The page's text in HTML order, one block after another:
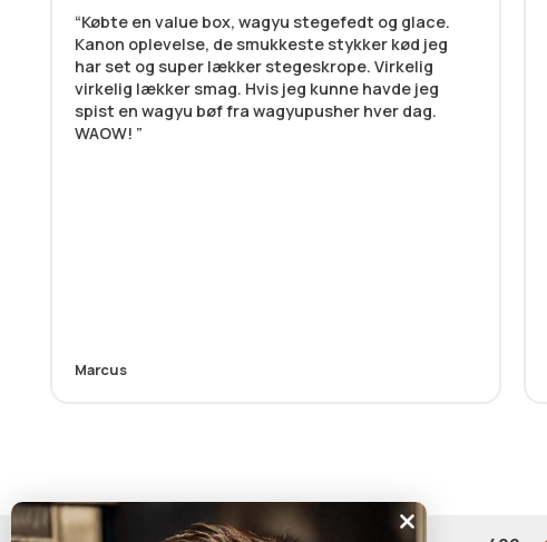
Købte en value box, wagyu stegefedt og glace.
Kanon oplevelse, de smukkeste stykker kød jeg
har set og super lækker stegeskrope. Virkelig
virkelig lækker smag. Hvis jeg kunne havde jeg
spist en wagyu bøf fra wagyupusher hver dag.
WAOW!
Marcus